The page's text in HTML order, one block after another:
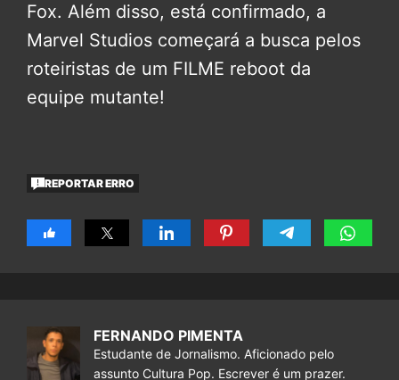
Fox. Além disso, está confirmado, a
Marvel Studios começará a busca pelos
roteiristas de um FILME reboot da
equipe mutante!
REPORTAR ERRO
FERNANDO PIMENTA
Estudante de Jornalismo. Aficionado pelo
assunto Cultura Pop. Escrever é um prazer.